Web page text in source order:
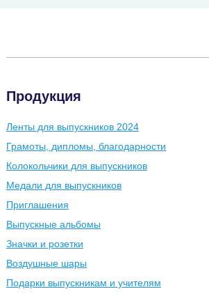
Продукция
Ленты для выпускников 2024
Грамоты, дипломы, благодарности
Колокольчики для выпускников
Медали для выпускников
Приглашения
Выпускные альбомы
Значки и розетки
Воздушные шары
Подарки выпускникам и учителям